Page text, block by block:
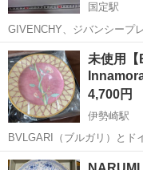
国定駅
GIVENCHY、ジバンシープレート２
前に必ずプロフィールをお
訳ございません。 他にも色々投稿しております、宜しくお願い致しま
す。
群馬 伊勢崎市 国定駅
未使用
4,700円
伊勢崎駅
BVLGARI（ブルガリ）とド
のコラボレーションプレートです。 シリー
群馬 伊勢崎市 伊勢